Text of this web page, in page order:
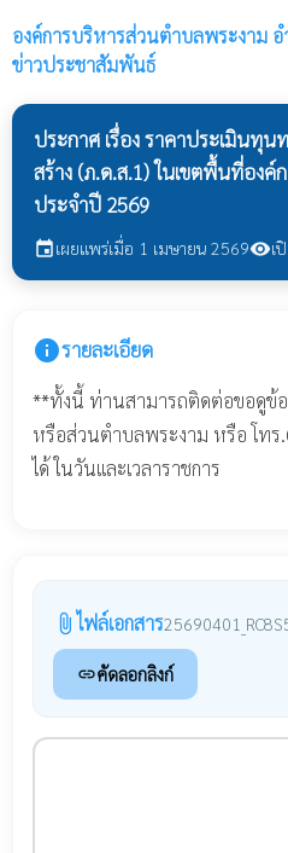
องค์การบริหารส่วนตำบลพระงาม
ข่าวประชาสัมพันธ์
ประกาศ เรื่อง ราคาประเมินทุ
สร้าง (ภ.ด.ส.1) ในเขตพื้นที่อง
ประจำปี 2569
eventเผยแพร่เมื่อ 1 เมษายน 2569visibilityเ
infoรายละเอียด
**ทั้งนี้ ท่านสามารถติดต่อขอดูข้อ
หรือส่วนตำบลพระงาม หรือ โทร
ได้ ในวันและเวลาราชการ
attach_file ไฟล์เอกสาร
linkคัดลอกลิงก์